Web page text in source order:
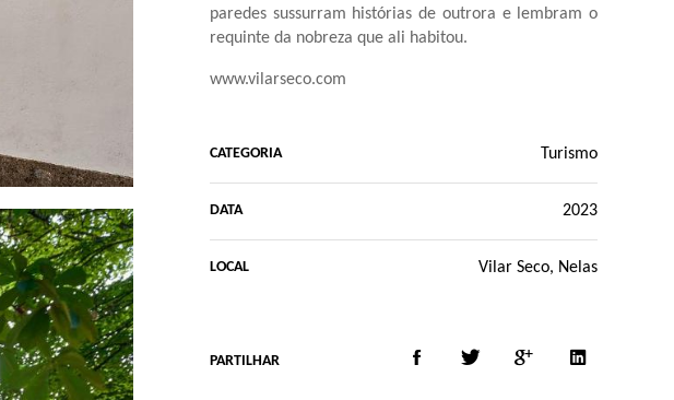
paredes sussurram histórias de outrora e lembram o
requinte da nobreza que ali habitou.
www.vilarseco.com
CATEGORIA Turismo
DATA 2023
LOCAL Vilar Seco, Nelas
PARTILHAR